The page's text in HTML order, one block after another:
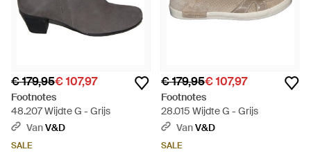
€ 179,95€ 107,97
Footnotes
48.207 Wijdte G - Grijs
VanV&D
SALE
€ 179,95€ 107,97
Footnotes
28.015 Wijdte G - Grijs
VanV&D
SALE